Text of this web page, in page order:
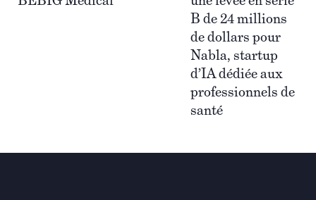
B de 24 millions
de dollars pour
Nabla, startup
d’IA dédiée aux
professionnels de
santé